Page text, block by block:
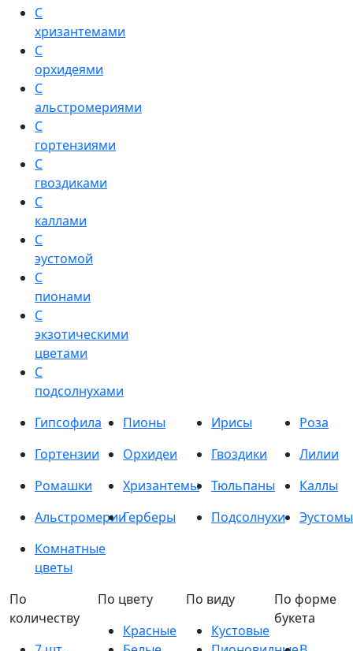
С
хризантемами
С
орхидеями
С
альстромериями
С
гортензиями
С
гвоздиками
С
каллами
С
эустомой
С
пионами
С
экзотическими
цветами
С
подсолнухами
Гипсофила
Пионы Ирисы
Роза
Гортензии
Орхидеи Гвоздики
Лилии
Ромашки
Хризантемы Тюльпаны
Каллы
АльстромерииГерберы Подсолнухи
Эустомы
Комнатные
цветы
По
количеству
По цвету
Красные
По виду
Кустовые
По форме
букета